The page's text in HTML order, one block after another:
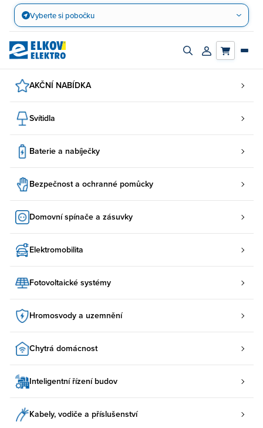
Přejít
obsah
Vyberte si pobočku
Zapnout/vypnout
Přihlásit/
AKČNÍ NABÍDKA
Svítidla
Baterie a nabíječky
Bezpečnost a ochranné pomůcky
Domovní spínače a zásuvky
Elektromobilita
Fotovoltaické systémy
Hromosvody a uzemnění
Chytrá domácnost
Inteligentní řízení budov
Kabely, vodiče a příslušenství